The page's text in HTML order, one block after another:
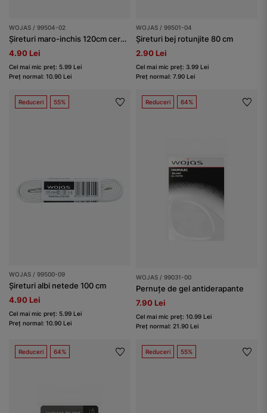
WOJAS / 99504-02
Șireturi maro-inchis 120cm ceruite netede
4.90 Lei
Cel mai mic preț: 5.99 Lei
Preț normal: 10.90 Lei
WOJAS / 99501-04
Șireturi bej rotunjite 80 cm
2.90 Lei
Cel mai mic preț: 3.99 Lei
Preț normal: 7.90 Lei
Reduceri 55%
WOJAS / 99500-09
Șireturi albi netede 100 cm
4.90 Lei
Cel mai mic preț: 5.99 Lei
Preț normal: 10.90 Lei
Reduceri 64%
WOJAS / 99031-00
Pernuțe de gel antiderapante
7.90 Lei
Cel mai mic preț: 10.99 Lei
Preț normal: 21.90 Lei
Reduceri 64% Reduceri 55%